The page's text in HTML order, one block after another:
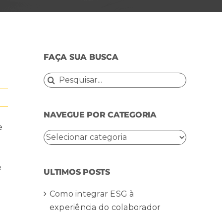
FAÇA SUA BUSCA
Buscar
NAVEGUE POR CATEGORIA
NAVEGUE
ULTIMOS POSTS
Como integrar ESG à
experiência do colaborador